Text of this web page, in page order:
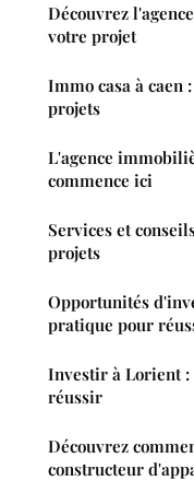
Découvrez
votre projet
Immo casa à caen
projets
L'agence
commence ici
Services et
projets
Opportunités
pratique pour
Investir à Lorient :
réussir
Découvrez
constructeur